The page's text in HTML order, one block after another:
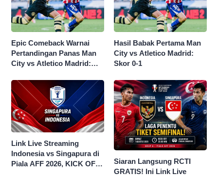
Epic Comeback Warnai
Pertandingan Panas Man
City vs Atletico Madrid:
Hasil Babak Pertama Man
City vs Atletico Madrid:
Skor 0-1
Link Live Streaming
Indonesia vs Singapura di
Piala AFF 2026, KICK OFF
Siaran Langsung RCTI
GRATIS! Ini Link Live